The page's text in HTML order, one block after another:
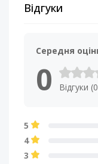
Відгуки
Середня
0 Відгуки
5
4
3